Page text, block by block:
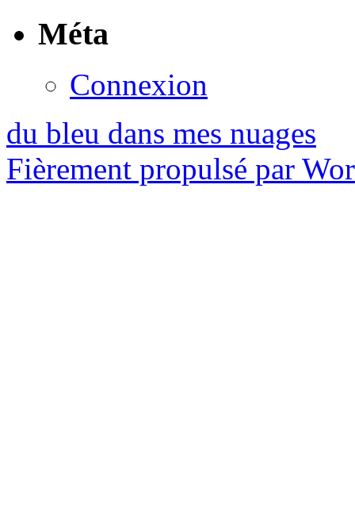
Méta
Connexion
du bleu dans mes nuages
Fièrement propulsé par